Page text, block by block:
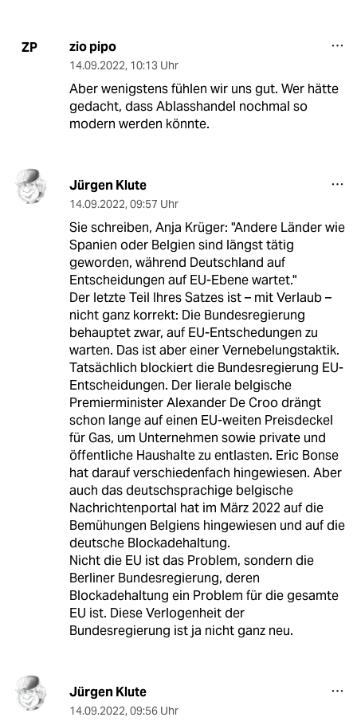
ZP zio pipo
14.09.2022, 10:13 Uhr
Aber wenigstens fühlen wir uns gut. Wer hätte
gedacht, dass Ablasshandel nochmal so
modern werden könnte.
Jürgen Klute
14.09.2022, 09:57 Uhr
Sie schreiben, Anja Krüger: "Andere Länder wie
Spanien oder Belgien sind längst tätig
geworden, während Deutschland auf
Entscheidungen auf EU-Ebene wartet."
Der letzte Teil Ihres Satzes ist – mit Verlaub –
nicht ganz korrekt: Die Bundesregierung
behauptet zwar, auf EU-Entschedungen zu
warten. Das ist aber einer Vernebelungstaktik.
Tatsächlich blockiert die Bundesregierung EU-
Entscheidungen. Der lierale belgische
Premierminister Alexander De Croo drängt
schon lange auf einen EU-weiten Preisdeckel
für Gas, um Unternehmen sowie private und
öffentliche Haushalte zu entlasten. Eric Bonse
hat darauf verschiedenfach hingewiesen. Aber
auch das deutschsprachige belgische
Nachrichtenportal hat im März 2022 auf die
Bemühungen Belgiens hingewiesen und auf die
deutsche Blockadehaltung.
Nicht die EU ist das Problem, sondern die
Berliner Bundesregierung, deren
Blockadehaltung ein Problem für die gesamte
EU ist. Diese Verlogenheit der
Bundesregierung ist ja nicht ganz neu.
Jürgen Klute
14.09.2022, 09:56 Uhr